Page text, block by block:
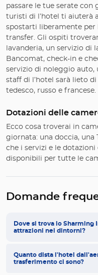
passare le tue serate con
turisti di l’hotel ti aiuterà
spostarti liberamente per
transfer. Gli ospiti
lavanderia, un servizio di
Bancomat, check-in e
servizio di noleggio auto,
staff di l’hotel sarà lieto
tedesco, russo e francese.
Dotazioni delle
Ecco cosa troverai in
giornata: una doccia, una
che i servizi e le
disponibili per tutte le
Domande
Dove si trova lo Sharming
attrazioni nei dintorni?
Quanto dista l'hotel
trasferimento ci sono?